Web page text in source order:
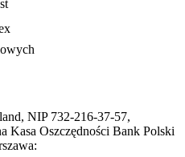
NIP 732-216-37-57,
Kasa Oszczędności Bank Polski